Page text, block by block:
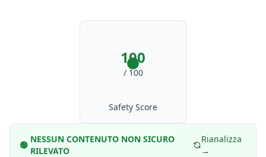
100
/ 100
Safety Score
🟢
NESSUN CONTENUTO NON SICURO
RILEVATO
Rianalizza
→